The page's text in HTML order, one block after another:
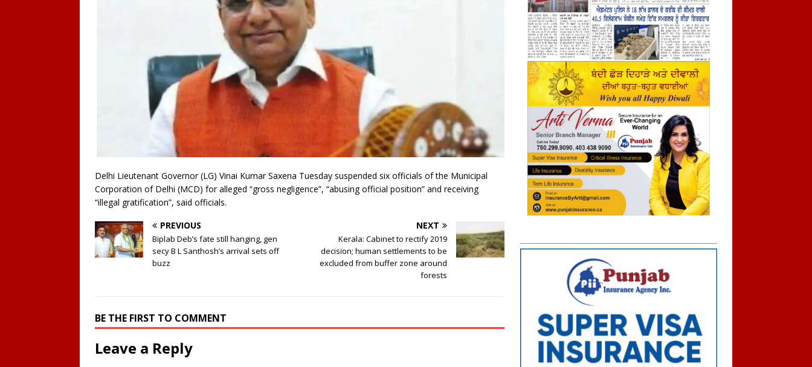
Delhi Lieutenant Governor (LG) Vinai Kumar Saxena Tuesday suspended six officials of the Municipal
Corporation of Delhi (MCD) for alleged “gross negligence”, “abusing official position” and receiving
“illegal gratification”, said officials.
PREVIOUS
Biplab Deb’s fate still hanging, gen
secy B L Santhosh’s arrival sets off
buzz
NEXT
Kerala: Cabinet to rectify 2019
decision; human settlements to be
excluded from buffer zone around
forests
BE THE FIRST TO COMMENT
Leave a Reply